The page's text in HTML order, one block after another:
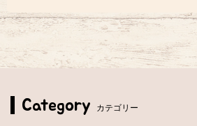
Category カテゴリー